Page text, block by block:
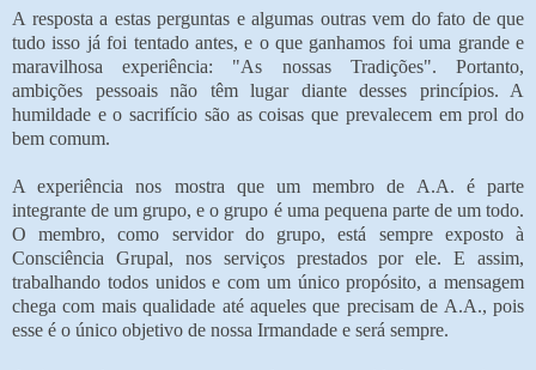
A resposta a estas perguntas e algumas outras vem do fato de que
tudo isso já foi tentado antes, e o que ganhamos foi uma grande e
maravilhosa experiência: "As nossas Tradições". Portanto,
ambições pessoais não têm lugar diante desses princípios. A
humildade e o sacrifício são as coisas que prevalecem em prol do
bem comum.
A experiência nos mostra que um membro de A.A. é parte
integrante de um grupo, e o grupo é uma pequena parte de um todo.
O membro, como servidor do grupo, está sempre exposto à
Consciência Grupal, nos serviços prestados por ele. E assim,
trabalhando todos unidos e com um único propósito, a mensagem
chega com mais qualidade até aqueles que precisam de A.A., pois
esse é o único objetivo de nossa Irmandade e será sempre.